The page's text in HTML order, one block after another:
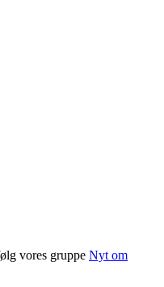
vores gruppe Nyt om